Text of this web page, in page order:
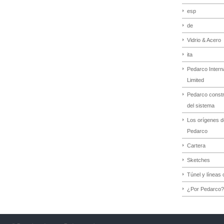
esp
de
Vidrio & Acero
ita
Pedarco
Limited
Pedarco
del sistema
Los orígenes
Pedarco
Cartera
Sketches
Túnel y líneas
¿Por Pedarco?